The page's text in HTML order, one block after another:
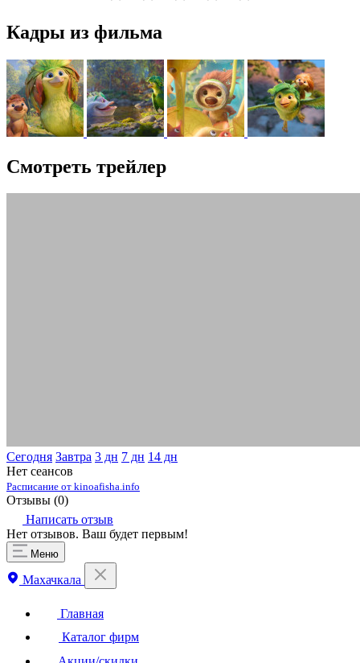
Кадры из фильма
Смотреть трейлер
Сегодня Завтра 3 дн 7 дн 14 дн
Нет сеансов
Расписание от kinoafisha.info
Отзывы (0)
Написать отзыв
Нет отзывов. Ваш будет первым!
Меню
Махачкала
Главная
Каталог фирм